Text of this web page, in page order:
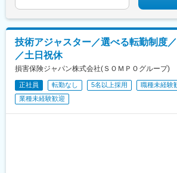
技術アジャスター／選べる転勤制度
／土日祝休
損害保険ジャパン株式会社(ＳＯＭＰＯグループ)
正社員 転勤なし 5名以上採用
職種未経験
業種未経験歓迎